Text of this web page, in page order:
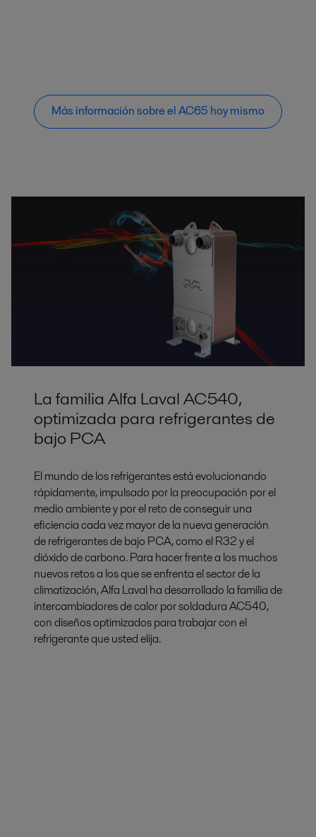
Más información sobre el AC65 hoy mismo
La familia Alfa Laval AC540,
optimizada para refrigerantes de
bajo PCA
El mundo de los refrigerantes está evolucionando
rápidamente, impulsado por la preocupación por el
medio ambiente y por el reto de conseguir una
eficiencia cada vez mayor de la nueva generación
de refrigerantes de bajo PCA, como el R32 y el
dióxido de carbono. Para hacer frente a los muchos
nuevos retos a los que se enfrenta el sector de la
climatización, Alfa Laval ha desarrollado la familia de
intercambiadores de calor por soldadura AC540,
con diseños optimizados para trabajar con el
refrigerante que usted elija.